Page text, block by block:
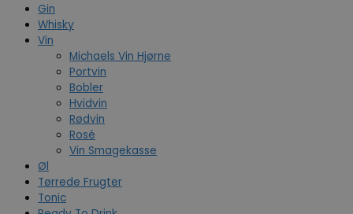
Gin
Whisky
Vin
Michaels Vin Hjørne
Portvin
Bobler
Hvidvin
Rødvin
Rosé
Vin Smagekasse
Øl
Tørrede Frugter
Tonic